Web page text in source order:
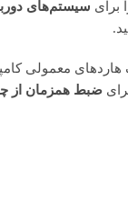
برای سیستم‌های
در ۷ روز هفته) مهندسی شده
ضبط همزمان از